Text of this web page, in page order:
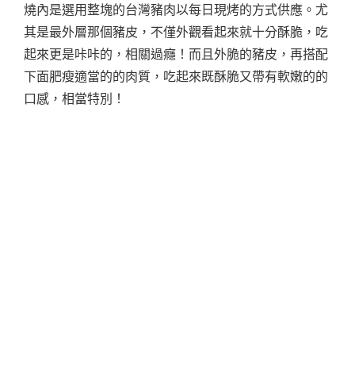
燒內是選用整塊的台灣豬肉以每日現烤的方式供應。尤
其是最外層那個豬皮，不僅外觀看起來就十分酥脆，吃
起來更是咔咔的，相關過癮！而且外脆的豬皮，再搭配
下面肥瘦適當的的肉質，吃起來既酥脆又帶有軟嫩的的
口感，相當特別！